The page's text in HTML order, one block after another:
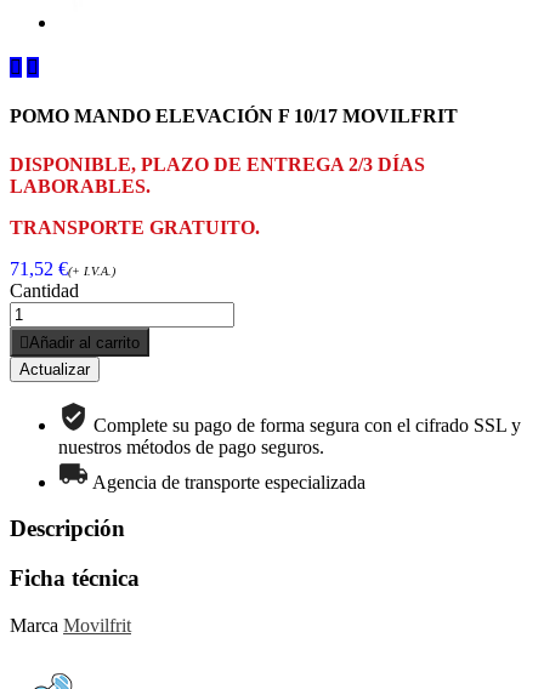
 
POMO MANDO ELEVACIÓN F 10/17 MOVILFRIT
DISPONIBLE, PLAZO DE ENTREGA 2/3 DÍAS
LABORABLES.
TRANSPORTE GRATUITO.
71,52 €(+ I.V.A.)
Cantidad
Añadir al carrito
Complete su pago de forma segura con el cifrado SSL y
nuestros métodos de pago seguros.
Agencia de transporte especializada
Descripción
Ficha técnica
Marca Movilfrit